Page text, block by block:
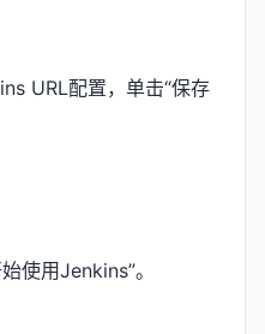
URL配置，单击“保存
使用Jenkins”。